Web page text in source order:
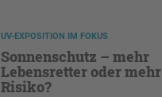
UV-EXPOSITION IM FOKUS
Sonnenschutz – mehr
Lebensretter oder mehr
Risiko?